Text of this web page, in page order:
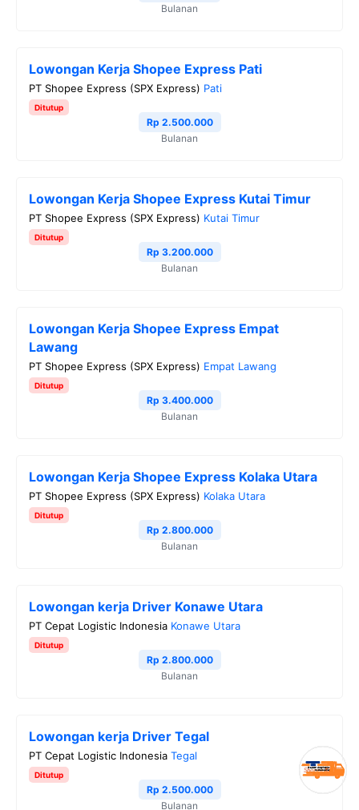
Bulanan
Lowongan Kerja Shopee Express Pati
PT Shopee Express (SPX Express) Pati
Ditutup
Rp 2.500.000
Bulanan
Lowongan Kerja Shopee Express Kutai Timur
PT Shopee Express (SPX Express) Kutai Timur
Ditutup
Rp 3.200.000
Bulanan
Lowongan Kerja Shopee Express Empat
Lawang
PT Shopee Express (SPX Express) Empat Lawang
Ditutup
Rp 3.400.000
Bulanan
Lowongan Kerja Shopee Express Kolaka Utara
PT Shopee Express (SPX Express) Kolaka Utara
Ditutup
Rp 2.800.000
Bulanan
Lowongan kerja Driver Konawe Utara
PT Cepat Logistic Indonesia Konawe Utara
Ditutup
Rp 2.800.000
Bulanan
Lowongan kerja Driver Tegal
PT Cepat Logistic Indonesia Tegal
Ditutup
Rp 2.500.000
Bulanan